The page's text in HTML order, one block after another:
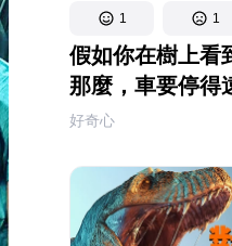
1 1
假如你在樹上看
那麼，車要停得
好奇心